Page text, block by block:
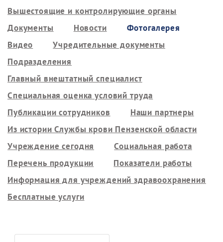
Вышестоящие и контролирующие органы
Документы
Новости
Фотогалерея
Видео
Учредительные документы
Подразделения
Главный внештатный специалист
Специальная оценка условий труда
Публикации сотрудников
Наши партнеры
Из истории Службы крови Пензенской области
Учреждение сегодня
Социальная работа
Перечень продукции
Показатели работы
Информация для учреждений здравоохранения
Бесплатные услуги